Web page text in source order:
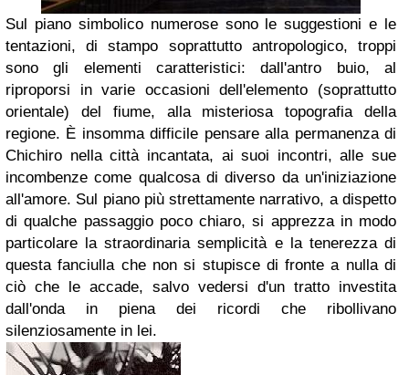
Sul piano simbolico numerose sono le suggestioni e le
tentazioni, di stampo soprattutto antropologico, troppi
sono gli elementi caratteristici: dall'antro buio, al
riproporsi in varie occasioni dell'elemento (soprattutto
orientale) del fiume, alla misteriosa topografia della
regione. È insomma difficile pensare alla permanenza di
Chichiro nella città incantata, ai suoi incontri, alle sue
incombenze come qualcosa di diverso da un'iniziazione
all'amore. Sul piano più strettamente narrativo, a dispetto
di qualche passaggio poco chiaro, si apprezza in modo
particolare la straordinaria semplicità e la tenerezza di
questa fanciulla che non si stupisce di fronte a nulla di
ciò che le accade, salvo vedersi d'un tratto investita
dall'onda in piena dei ricordi che ribollivano
silenziosamente in lei.